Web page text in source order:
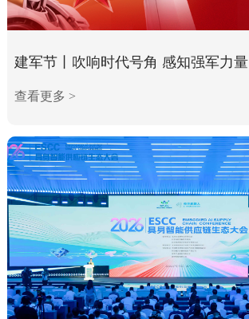
建军节丨吹响时代号角 感知强军力量
查看更多 >